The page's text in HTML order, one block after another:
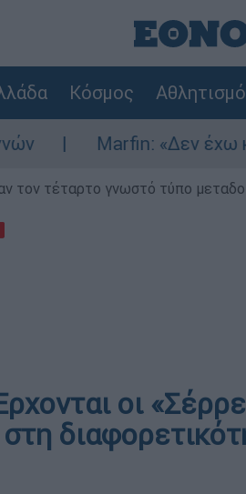
Κόσμος
«Δεν έχω καμία σχέση
τον τέταρτο γνωστό τύπο
οι